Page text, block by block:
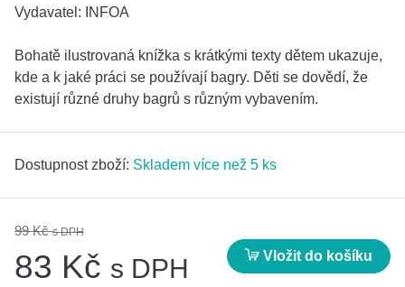
Vydavatel:
INFOA
Bohatě ilustrovaná knížka s krátkými texty dětem ukazuje,
kde a k jaké práci se používají bagry. Děti se dovědí, že
existují různé druhy bagrů s různým vybavením.
Dostupnost zboží: Skladem více než 5 ks
99 Kčs DPH
83 Kč s DPH Vložit do košíku